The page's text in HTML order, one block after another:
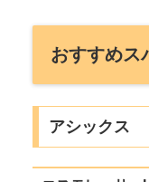
おすすめス
アシックス